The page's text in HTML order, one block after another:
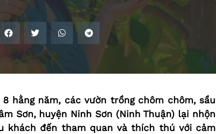
hằng năm, các vườn trồng chôm chôm, sầu
Sơn, huyện Ninh Sơn (Ninh Thuận) lại nhộn
khách đến tham quan và thích thú với cảm